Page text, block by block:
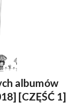
albumów
[CZĘŚĆ 1]